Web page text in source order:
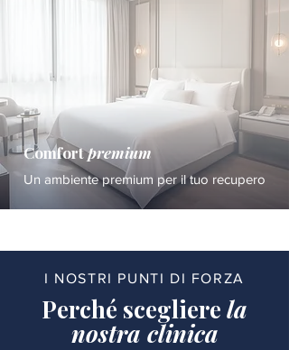
Comfortpremium
Un ambiente premium per il tuo recupero
I NOSTRI PUNTI DI FORZA
Perché scegliere la
nostra clinica